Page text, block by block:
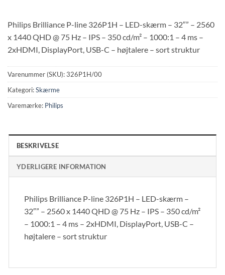
Philips Brilliance P-line 326P1H – LED-skærm – 32″” – 2560
x 1440 QHD @ 75 Hz – IPS – 350 cd/m² – 1000:1 – 4 ms –
2xHDMI, DisplayPort, USB-C – højtalere – sort struktur
Varenummer (SKU):326P1H/00
Kategori:Skærme
Varemærke: Philips
BESKRIVELSE
YDERLIGERE INFORMATION
Philips Brilliance P-line 326P1H – LED-skærm –
32″” – 2560 x 1440 QHD @ 75 Hz – IPS – 350 cd/m²
– 1000:1 – 4 ms – 2xHDMI, DisplayPort, USB-C –
højtalere – sort struktur